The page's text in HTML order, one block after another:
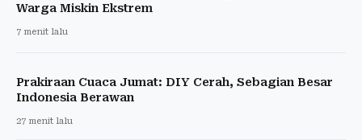
Warga Miskin Ekstrem
7 menit lalu
Prakiraan Cuaca Jumat: DIY Cerah, Sebagian Besar
Indonesia Berawan
27 menit lalu